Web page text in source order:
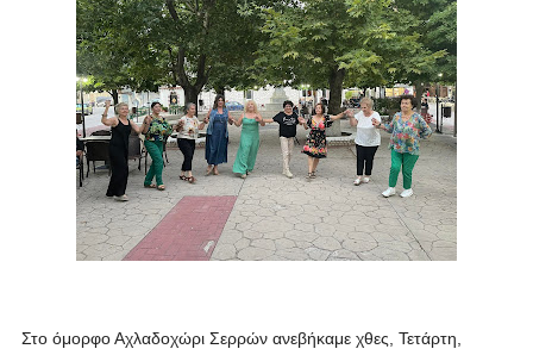
Στο όμορφο Αχλαδοχώρι Σερρών ανεβήκαμε χθες, Τετάρτη,